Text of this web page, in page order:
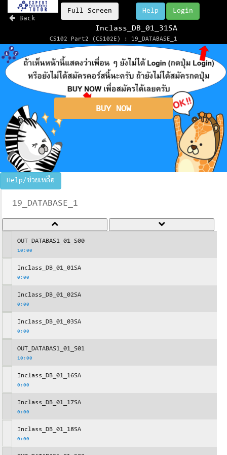
Back
Full Screen Login
Help
Inclass_DB_01_31SA
CS102 Part2 (CS102E) : 19_DATABASE_1
BUY NOW
Help/ช่วยเหลือ
19_DATABASE_1
OUT_DATABAS1_01_S00
10:00
Inclass_DB_01_01SA
0:00
Inclass_DB_01_02SA
0:00
Inclass_DB_01_03SA
0:00
OUT_DATABAS1_01_S01
10:00
Inclass_DB_01_16SA
0:00
Inclass_DB_01_17SA
0:00
Inclass_DB_01_18SA
0:00